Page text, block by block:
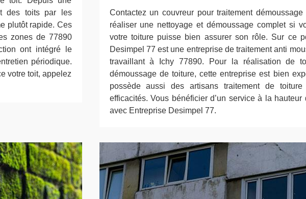
des toits par les
plutôt rapide. Ces
zones de 77890
ont intégré le
périodique.
votre toit, appelez
Contactez un couvreur pour traitement
réaliser une nettoyage et démoussage complet si
votre toiture puisse bien assurer son rôle. Sur ce
Desimpel 77 est une entreprise de traitement anti
travaillant à Ichy 77890. Pour la réalisation de
démoussage de toiture, cette entreprise est bien
possède aussi des artisans traitement de
efficacités. Vous bénéficier d’un service à la hauteur
avec Entreprise Desimpel 77.